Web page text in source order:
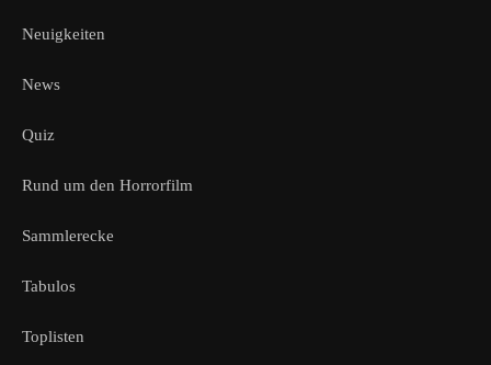
Neuigkeiten
News
Quiz
Rund um den Horrorfilm
Sammlerecke
Tabulos
Toplisten